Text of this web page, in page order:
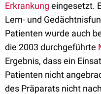
Erkrankung eingesetzt.
Lern- und
Patienten wurde auch
die 2003 durchgeführte
Ergebnis, dass ein
Patienten nicht
des Präparats nicht